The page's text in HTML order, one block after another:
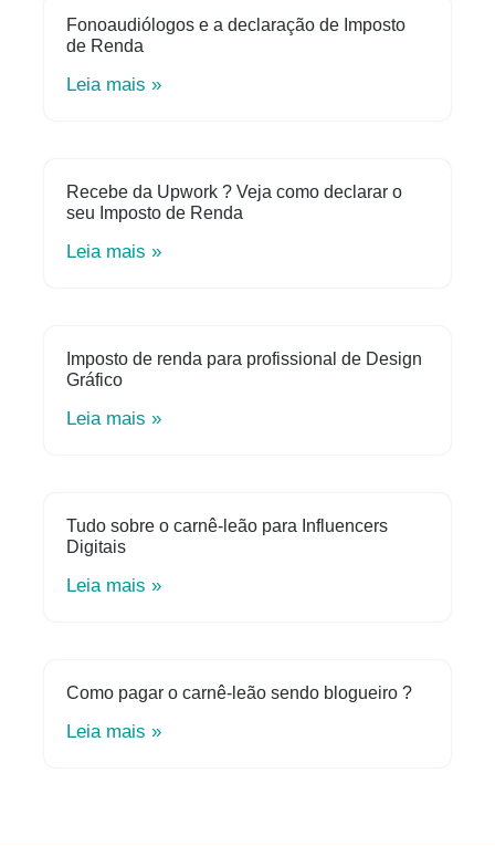
Fonoaudiólogos e a declaração de Imposto
de Renda
Leia mais »
Recebe da Upwork ? Veja como declarar o
seu Imposto de Renda
Leia mais »
Imposto de renda para profissional de Design
Gráfico
Leia mais »
Tudo sobre o carnê-leão para Influencers
Digitais
Leia mais »
Como pagar o carnê-leão sendo blogueiro ?
Leia mais »